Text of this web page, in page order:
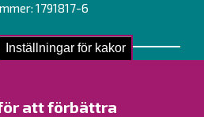
Inställningar för kakor
att förbättra
1791817-6
Kontakt